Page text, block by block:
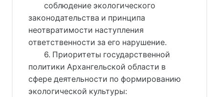
соблюдение экологического
законодательства и принципа
неотвратимости наступления
ответственности за его нарушение.
6. Приоритеты государственной
политики Архангельской области в
сфере деятельности по формированию
экологической культуры: